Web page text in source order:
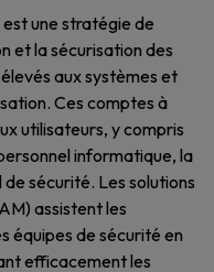
est une stratégie de
et la sécurisation des
aux systèmes et
Ces comptes à
utilisateurs, y compris
informatique, la
sécurité. Les solutions
assistent les
équipes de sécurité en
efficacement les